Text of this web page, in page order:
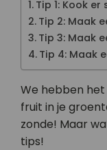
Tip 1: Kook er
Tip 2: Maak
Tip 3: Maak
Tip 4: Maak
We hebben
fruit in je
zonde! Maar
tips!